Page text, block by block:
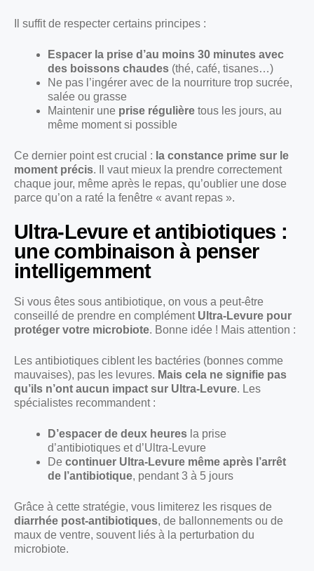
Il suffit de respecter certains principes :
Espacer la prise d’au moins 30 minutes avec
des boissons chaudes (thé, café, tisanes…)
Ne pas l’ingérer avec de la nourriture trop sucrée,
salée ou grasse
Maintenir une prise régulière tous les jours, au
même moment si possible
Ce dernier point est crucial : la constance prime sur le
moment précis. Il vaut mieux la prendre correctement
chaque jour, même après le repas, qu’oublier une dose
parce qu’on a raté la fenêtre « avant repas ».
Ultra-Levure et antibiotiques :
une combinaison à penser
intelligemment
Si vous êtes sous antibiotique, on vous a peut-être
conseillé de prendre en complément Ultra-Levure pour
protéger votre microbiote. Bonne idée ! Mais attention :
Les antibiotiques ciblent les bactéries (bonnes comme
mauvaises), pas les levures. Mais cela ne signifie pas
qu’ils n’ont aucun impact sur Ultra-Levure. Les
spécialistes recommandent :
D’espacer de deux heures la prise
d’antibiotiques et d’Ultra-Levure
De continuer Ultra-Levure même après l’arrêt
de l’antibiotique, pendant 3 à 5 jours
Grâce à cette stratégie, vous limiterez les risques de
diarrhée post-antibiotiques, de ballonnements ou de
maux de ventre, souvent liés à la perturbation du
microbiote.